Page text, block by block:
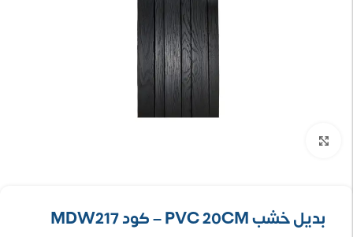
بديل خشب PVC 20CM – كود MDW217